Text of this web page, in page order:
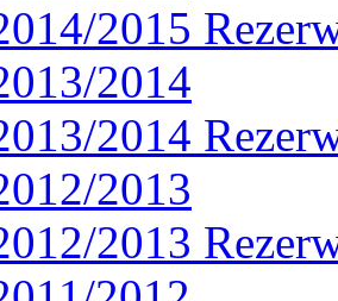
2015
2014
2014
2013
2013